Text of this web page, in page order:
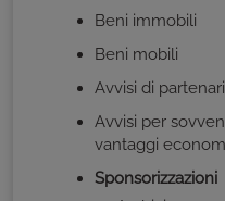
Beni immobili
Beni mobili
Avvisi di
Avvisi per
vantaggi
Sponsorizzazioni